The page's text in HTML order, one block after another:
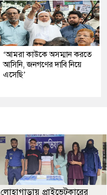
‘আমরা কাউকে অসম্মান করতে
আসিনি, জনগণের দাবি নিয়ে
এসেছি’
লোহাগাড়ায় প্রাইভেটকারের